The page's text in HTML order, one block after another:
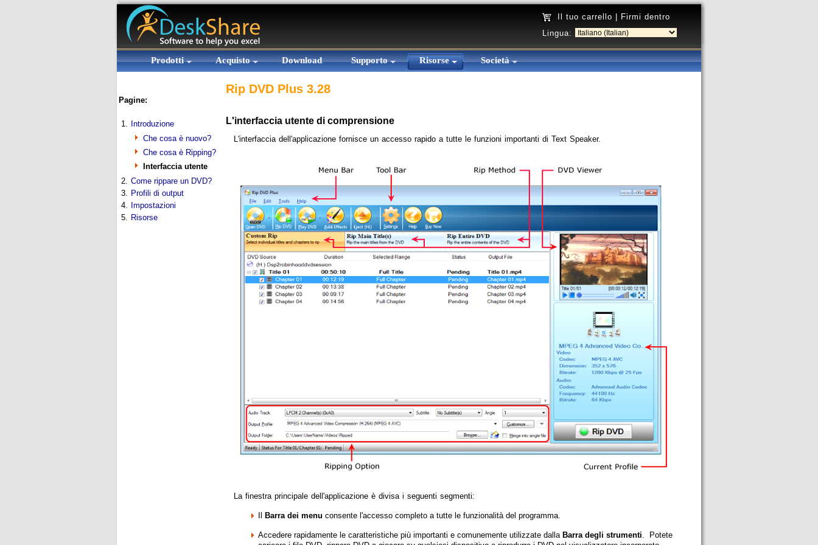
Il tuo carrello
Firmi dentro
Lingua:
Prodotti Acquisto Download Supporto Risorse Società
Pagine:
1.
Introduzione
Che cosa è nuovo?
Che cosa è Ripping?
Interfaccia utente
2. Come rippare un DVD?
3. Profili di output
4.
Impostazioni
5. Risorse
Rip DVD Plus 3.28
L'interfaccia utente di comprensione
L'interfaccia dell'applicazione fornisce un accesso rapido a tutte le funzioni importanti di Text Speaker.
La finestra principale dell'applicazione è divisa i seguenti segmenti:
Barra dei menu consente l'accesso completo a tutte le funzionalità del programma.
Accedere rapidamente le caratteristiche più importanti e comunemente utilizzate dalla Barra degli strumenti. Potete